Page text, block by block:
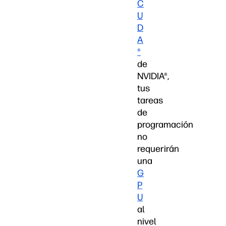
C
U
D
A
®
de
NVIDIA®,
tus
tareas
de
programación
no
requerirán
una
G
P
U
al
nivel